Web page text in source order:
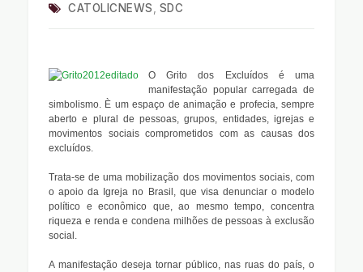
CATOLICNEWS
SDC
O Grito dos Excluídos é uma
manifestação popular carregada de
simbolismo. È um espaço de animação e profecia, sempre
aberto e plural de pessoas, grupos, entidades, igrejas e
movimentos sociais comprometidos com as causas dos
excluídos.
Trata-se de uma mobilização dos movimentos sociais, com
o apoio da Igreja no Brasil, que visa denunciar o modelo
político e econômico que, ao mesmo tempo, concentra
riqueza e renda e condena milhões de pessoas à exclusão
social.
A manifestação deseja tornar público, nas ruas do país, o